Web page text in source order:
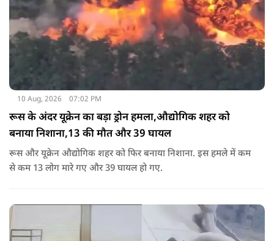
10 Aug, 2026 07:02 PM
रूस के अंदर यूक्रेन का बड़ा ड्रोन हमला,औद्योगिक शहर को
बनाया निशाना,13 की मौत और 39 घायल
रूस और यूक्रेन औद्योगिक शहर को फिर बनाया निशाना. इस हमले में कम
से कम 13 लोग मारे गए और 39 घायल हो गए.